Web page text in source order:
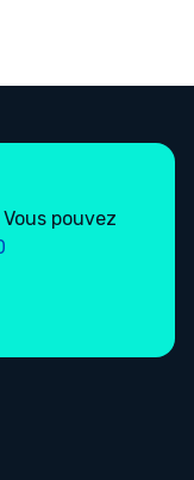
pouvez